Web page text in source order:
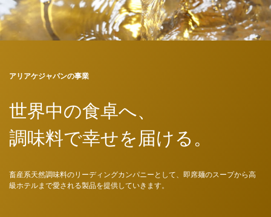
アリアケジャパンの事業
世界中の食卓へ、
調味料で幸せを届ける。
畜産系天然調味料のリーディングカンパニーとして、即席麺のスープから高
級ホテルまで愛される製品を提供していきます。